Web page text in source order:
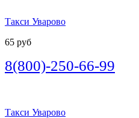
Такси Уварово
65 руб
8(800)-250-66-99
Такси Уварово